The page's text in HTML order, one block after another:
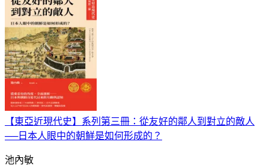
【東亞近現代史】系列第三冊：從友好的鄰人到對立的敵人
──日本人眼中的朝鮮是如何形成的？
池內敏